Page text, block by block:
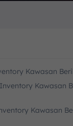
Kawasan
Kawasan
Kawasan